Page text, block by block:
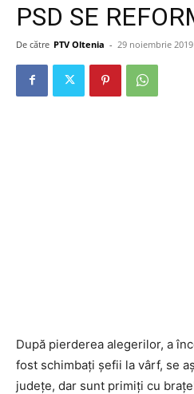
PSD SE
De către PTV Oltenia - 29 noiembrie 2019
După pierderea alegerilor, a
fost schimbați șefii la vârf, se
județe, dar sunt primiți cu